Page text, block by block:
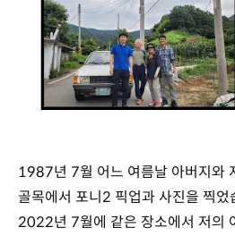
1987년 7월 어느 여름날 아버지와
골목에서 포니2 픽업과 사진을 찍
2022년 7월에 같은 장소에서 저의